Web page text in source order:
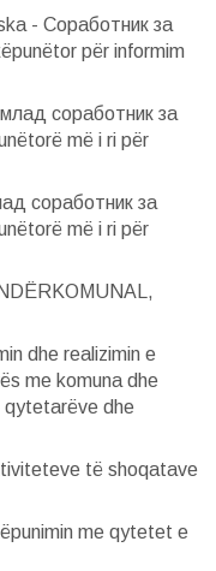
- Соработник за
për informim
соработник за
më i ri për
соработник за
më i ri për
dhe realizimin e
me komuna dhe
dhe
të shoqatave
me qytetet e